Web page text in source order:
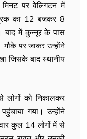
पर वेलिंगटन में
का 12 बजकर 8
बाद में कुन्नूर के पास
पर जाकर उन्होंने
जिसके बाद स्थानीय
लोगों को निकालकर
गया। उन्होंने
कुल 14 लोगों में से